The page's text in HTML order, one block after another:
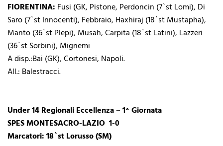
FIORENTINA: Fusi (GK, Pistone, Perdoncin (7`st Lomi), Di
Saro (7`st Innocenti), Febbraio, Haxhiraj (18`st Mustapha),
Manto (36`st Plepi), Musah, Carpita (18`st Latini), Lazzeri
(36`st Sorbini), Mignemi
A disp.:Bai (GK), Cortonesi, Napoli.
All.: Balestracci.
Under 14 Regionali Eccellenza – 1^ Giornata
SPES MONTESACRO-LAZIO 1-0
Marcatori: 18`st Lorusso (SM)